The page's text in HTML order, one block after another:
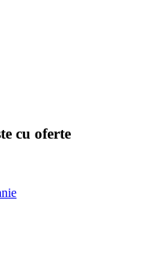
cu oferte